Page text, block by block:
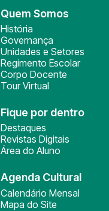
Quem Somos
História
Governança
Unidades e Setores
Regimento Escolar
Corpo Docente
Tour Virtual
Fique por dentro
Destaques
Revistas Digitais
Área do Aluno
Agenda Cultural
Calendário Mensal
Mapa do Site